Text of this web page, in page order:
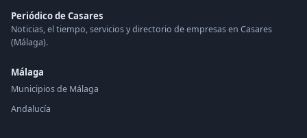
Periódico de Casares
Noticias, el tiempo, servicios y directorio de empresas en Casares
(Málaga).
Málaga
Municipios de Málaga
Andalucía